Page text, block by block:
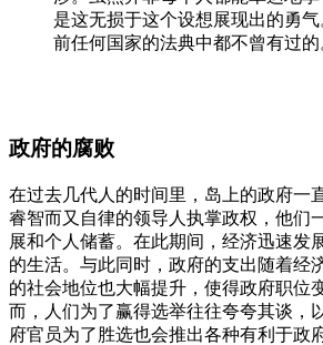
是这无损于这个设想展现出的勇
前任何国家的法典中都不曾有过的
政府的腐败
在过去几代人的时间里，岛上的政府一
睿智而又自律的领导人执掌政权，他们
展和个人储蓄。在此期间，经济迅速发
的生活。与此同时，政府的支出随着经
的社会地位也大幅提升，使得政府职位
而，人们为了赢得选举往往夸夸其谈，
府官员为了胜选也会推出各种有利于政